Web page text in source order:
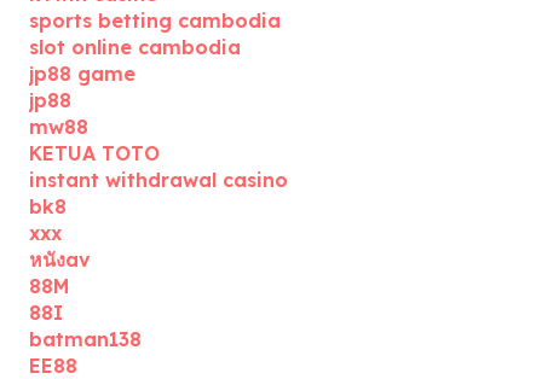
sports betting cambodia
slot online cambodia
jp88 game
jp88
mw88
KETUA TOTO
instant withdrawal casino
bk8
xxx
หนังav
88M
88I
batman138
EE88